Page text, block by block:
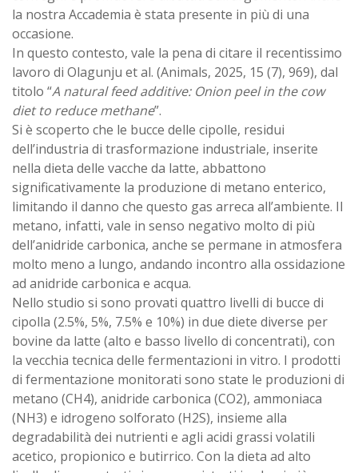
la nostra Accademia è stata presente in più di una
occasione.
In questo contesto, vale la pena di citare il recentissimo
lavoro di Olagunju et al. (Animals, 2025, 15 (7), 969), dal
titolo “A natural feed additive: Onion peel in the cow
diet to reduce methane”.
Si è scoperto che le bucce delle cipolle, residui
dell’industria di trasformazione industriale, inserite
nella dieta delle vacche da latte, abbattono
significativamente la produzione di metano enterico,
limitando il danno che questo gas arreca all’ambiente. Il
metano, infatti, vale in senso negativo molto di più
dell’anidride carbonica, anche se permane in atmosfera
molto meno a lungo, andando incontro alla ossidazione
ad anidride carbonica e acqua.
Nello studio si sono provati quattro livelli di bucce di
cipolla (2.5%, 5%, 7.5% e 10%) in due diete diverse per
bovine da latte (alto e basso livello di concentrati), con
la vecchia tecnica delle fermentazioni in vitro. I prodotti
di fermentazione monitorati sono state le produzioni di
metano (CH4), anidride carbonica (CO2), ammoniaca
(NH3) e idrogeno solforato (H2S), insieme alla
degradabilità dei nutrienti e agli acidi grassi volatili
acetico, propionico e butirrico. Con la dieta ad alto